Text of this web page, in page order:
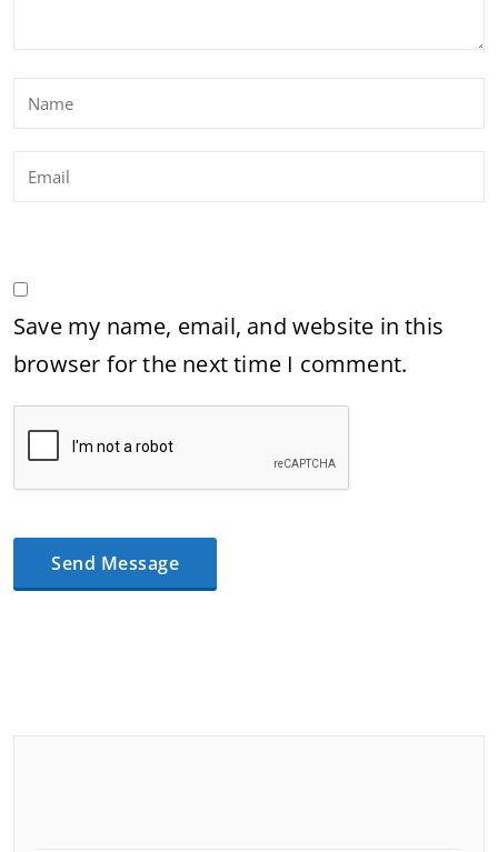
Save my name, email, and website in this
browser for the next time I comment.